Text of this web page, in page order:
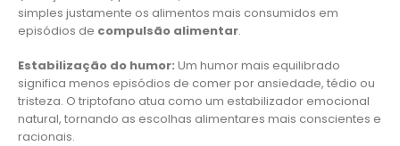
simples justamente os alimentos mais consumidos em
episódios de compulsão alimentar.
Estabilização do humor: Um humor mais equilibrado
significa menos episódios de comer por ansiedade, tédio ou
tristeza. O triptofano atua como um estabilizador emocional
natural, tornando as escolhas alimentares mais conscientes e
racionais.